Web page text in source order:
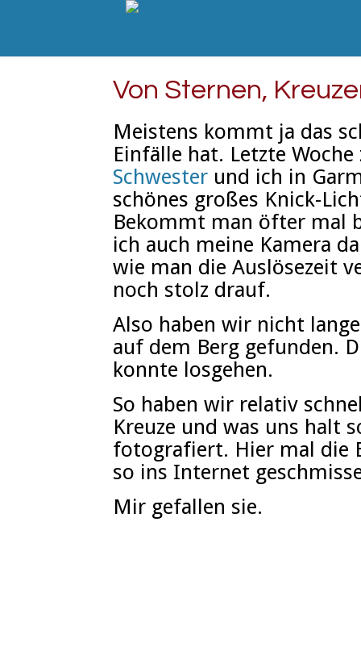
Von Sternen,
Meistens kommt ja das
Einfälle hat. Letzte
Schwester und ich in
schönes großes Knick-
Bekommt man öfter mal
ich auch meine Kamera
wie man die Auslösezeit
noch stolz drauf.
Also haben wir nicht
auf dem Berg gefunden.
konnte losgehen.
So haben wir relativ
Kreuze und was uns halt
fotografiert. Hier mal die
so ins Internet
Mir gefallen sie.